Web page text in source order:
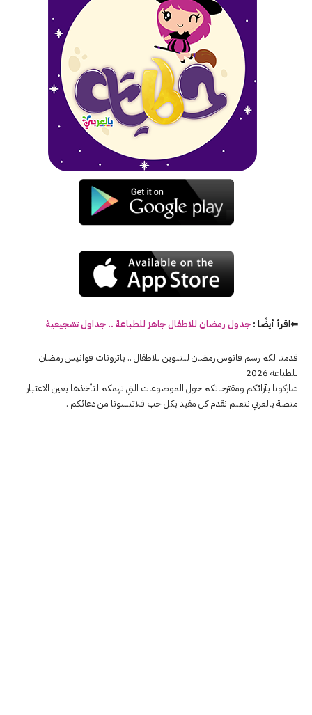
⇐اقرأ أيضًا : جدول رمضان للاطفال جاهز للطباعة .. جداول تشجيعية
قدمنا لكم رسم فانوس رمضان للتلوين للاطفال .. باترونات فوانيس رمضان
للطباعة 2026
شاركونا بآرائكم ومقترحاتكم حول الموضوعات التي تهمكم لنأخذها بعين الاعتبار
منصة بالعربي نتعلم نقدم كل مفيد بكل حب فلاتنسونا من دعائكم .